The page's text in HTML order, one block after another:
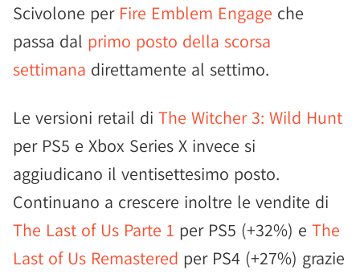
Scivolone per Fire Emblem Engage che
passa dal primo posto della scorsa
settimana direttamente al settimo.
Le versioni retail di The Witcher 3: Wild Hunt
per PS5 e Xbox Series X invece si
aggiudicano il ventisettesimo posto.
Continuano a crescere inoltre le vendite di
The Last of Us Parte 1 per PS5 (+32%) e The
Last of Us Remastered per PS4 (+27%) grazie